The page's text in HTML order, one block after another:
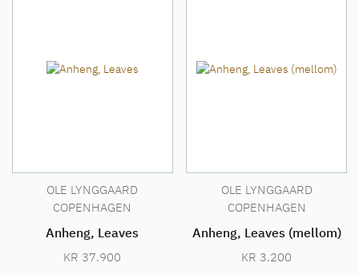
OLE LYNGGAARD
COPENHAGEN
Anheng, Leaves
KR 37.900
OLE LYNGGAARD
COPENHAGEN
Anheng, Leaves (mellom)
KR 3.200